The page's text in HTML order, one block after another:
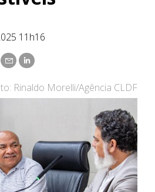
11h16
Rinaldo Morelli/Agência CLDF